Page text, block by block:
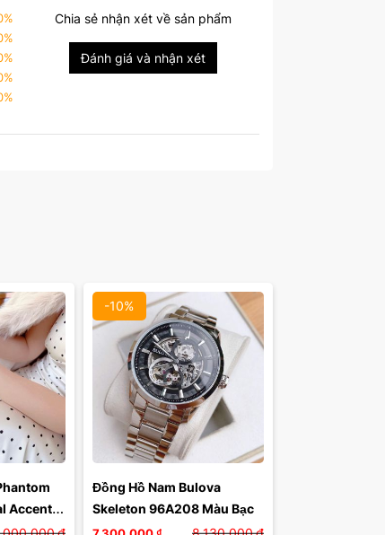
%
%
%
%
%
Chia sẻ nhận xét về sản phẩm
Đánh giá và nhận xét
Accents
Lê
-10%
Đồng Hồ Nam Bulova
Skeleton 96A208 Màu Bạc